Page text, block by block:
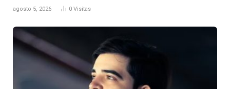
agosto 5, 2026 0 Visitas